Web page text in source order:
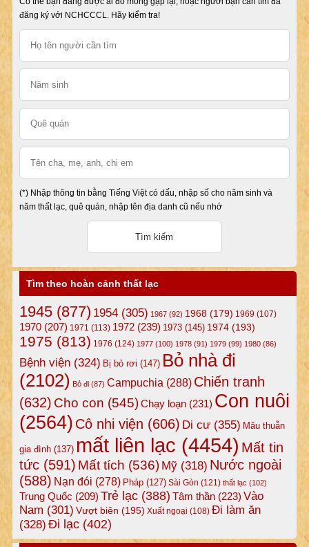
đăng ký với NCHCCCL. Hãy kiểm tra!
(*) Nhập thông tin bằng Tiếng Việt có dấu, nhập số cho năm sinh và
năm thất lạc, quê quán, nhập tên địa danh cũ nếu nhớ
Tìm theo hoàn cảnh thất lạc
1945(877) 1954(305) 1967(92) 1968(179) 1969 (107)
1970(207) 1971 (113) 1972(239) 1973(145) 1974(193)
1975 (813) 1976 (124) 1977(100) 1978(91) 1979(99) 1980(86)
Bệnh viện(324) Bị bỏ rơi (147) Bỏ nhà đi
(2102) Bỏ đi(87) Campuchia (288) Chiến tranh
(632) Cho con (545)Chạy loạn(231) Con nuôi
(2564) Cô nhi viện (606) Di cư(355) Mâu thuẫn
gia đình(137) mất liên lạc (4454) Mất tin
tức(591) Mất tích (536) Mỹ(318) Nước ngoài
(588) Nạn đói (278) Pháp(127) Sài Gòn (121) thất lạc (102)
Trung Quốc (209) Trẻ lạc(388) Tâm thần(223) Vào
Nam (301) Vượt biên (195) Xuất ngoại (108) Đi làm ăn
(328) Đi lạc(402)